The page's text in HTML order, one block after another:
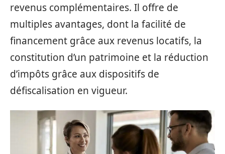
revenus complémentaires. Il offre de
multiples avantages, dont la facilité de
financement grâce aux revenus locatifs, la
constitution d’un patrimoine et la réduction
d’impôts grâce aux dispositifs de
défiscalisation en vigueur.